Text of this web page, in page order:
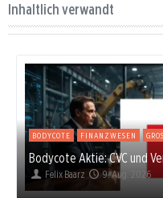
Inhaltlich verwandt
BODYCOTE FINANZWESEN
Bodycote Aktie: CVC und
Felix Baarz 9. Aug. 2026